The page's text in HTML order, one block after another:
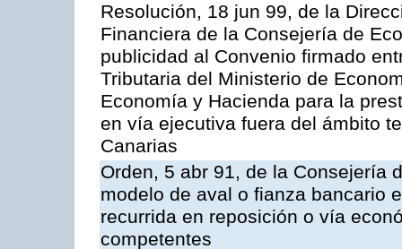
Resolución, 18 jun 99, de la
Financiera de la Consejería de
publicidad al Convenio firmado
Tributaria del Ministerio de
Economía y Hacienda para la
en vía ejecutiva fuera del ámbito
Canarias
Orden, 5 abr 91, de la Consejería
modelo de aval o fianza bancario
recurrida en reposición o vía
competentes